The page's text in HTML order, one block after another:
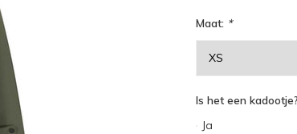
Maat: *
Is het een
Ja